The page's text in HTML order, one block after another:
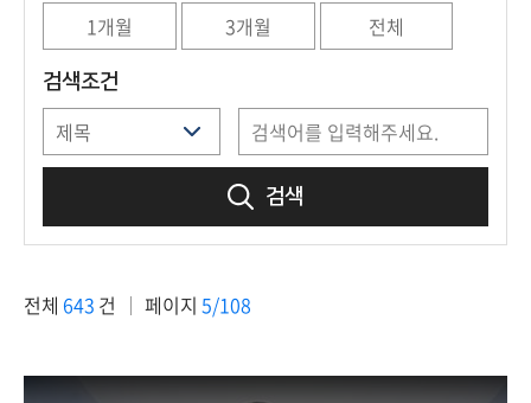
개
적
1개월 3개월 전체
검색조건
검색
전체 643 건 페이지 5/108